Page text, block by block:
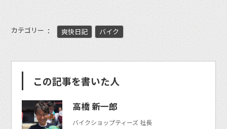
カテゴリー 爽快日記 バイク
この記事を書いた人
高橋 新一郎
バイクショップティーズ 社長